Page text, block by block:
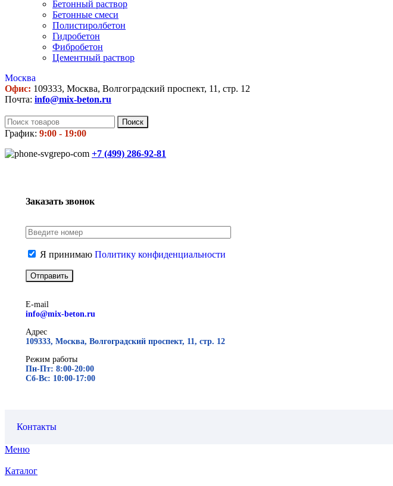
Бетонный раствор
Бетонные смеси
Полистиролбетон
Гидробетон
Фибробетон
Цементный раствор
Москва
Офис: 109333, Москва, Волгоградский проспект, 11, стр. 12
Почта: info@mix-beton.ru
Поиск
График: 9:00 - 19:00
+7 (499) 286-92-81
Заказать звонок
Я принимаю Политику конфиденциальности
E-mail
info@mix-beton.ru
Адрес
109333, Москва, Волгоградский проспект, 11, стр. 12
Режим работы
Пн-Пт: 8:00-20:00
Сб-Вс: 10:00-17:00
Контакты
Меню
Каталог